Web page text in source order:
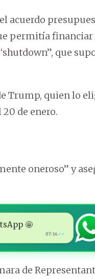
acuerdo
permitía financiar
que
Trump, quien lo
de enero.
oneroso” y
🤩
07:16 ✓✓
de